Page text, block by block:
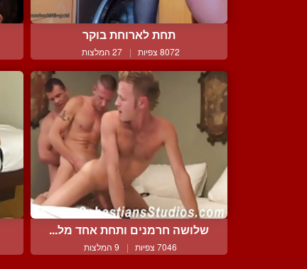
תחת לארוחת בוקר
8072 צפיות | 27 המלצות
שלושה חרמנים ותחת אחד מל...
7046 צפיות | 9 המלצות